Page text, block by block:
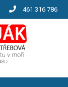
461 316 786